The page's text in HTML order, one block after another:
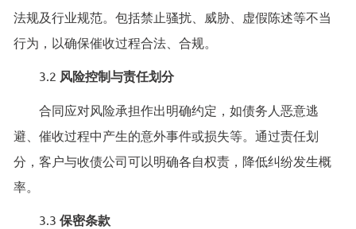
法规及行业规范。包括禁止骚扰、威胁、虚假陈述等不当
行为，以确保催收过程合法、合规。
3.2 风险控制与责任划分
合同应对风险承担作出明确约定，如债务人恶意逃
避、催收过程中产生的意外事件或损失等。通过责任划
分，客户与收债公司可以明确各自权责，降低纠纷发生概
率。
3.3 保密条款